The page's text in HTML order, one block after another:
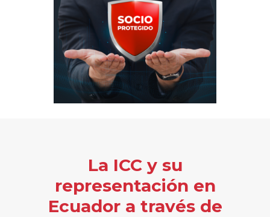
La ICC y su
representación en
Ecuador a través de